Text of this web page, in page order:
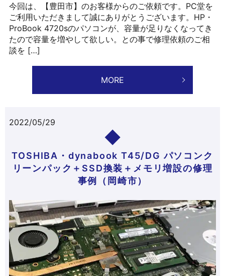
今回は、【豊田市】のお客様からのご依頼です。PC堂を
ご利用いただきまして誠にありがとうございます。HP・
ProBook 4720sのパソコンが、容量が足りなくなってき
たので容量を増やして欲しい。との事で修理依頼のご相
談を […]
MORE
2022/05/29
TOSHIBA・dynabook T45/DG パソコンク
リーンパック＋SSD換装＋メモリ増設の修理
事例（岡崎市）